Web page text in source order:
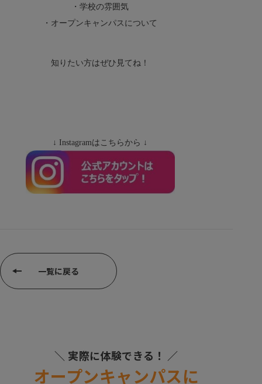
・学校の雰囲気
・オープンキャンパスについて
知りたい方はぜひ見てね！
↓ Instagramはこちらから ↓
⼀覧に戻る
＼ 実際に体験できる！ ／
オープンキャンパスに